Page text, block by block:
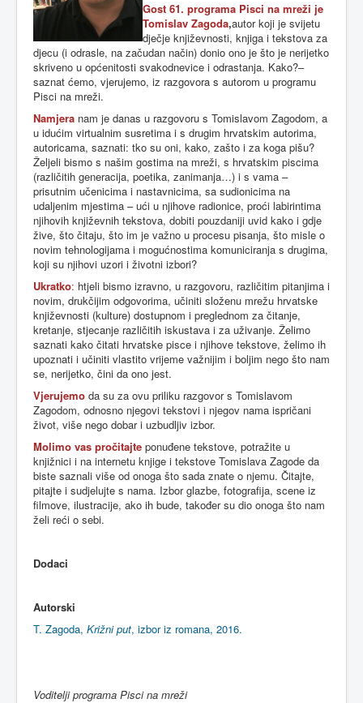
Gost 61. programa Pisci na mreži je
Tomislav Zagoda,autor koji je svijetu
dječje književnosti, knjiga i tekstova za
djecu (i odrasle, na začudan način) donio ono je što je nerijetko
skriveno u općenitosti svakodnevice i odrastanja. Kako?–
saznat ćemo, vjerujemo, iz razgovora s autorom u programu
Pisci na mreži.
Namjera nam je danas u razgovoru s Tomislavom Zagodom, a
u idućim virtualnim susretima i s drugim hrvatskim autorima,
autoricama, saznati: tko su oni, kako, zašto i za koga pišu?
Željeli bismo s našim gostima na mreži, s hrvatskim piscima
(različitih generacija, poetika, zanimanja…) i s vama –
prisutnim učenicima i nastavnicima, sa sudionicima na
udaljenim mjestima – ući u njihove radionice, proći labirintima
njihovih književnih tekstova, dobiti pouzdaniji uvid kako i gdje
žive, što čitaju, što im je važno u procesu pisanja, što misle o
novim tehnologijama i mogućnostima komuniciranja s drugima,
koji su njihovi uzori i životni izbori?
Ukratko: htjeli bismo izravno, u razgovoru, različitim pitanjima i
novim, drukčijim odgovorima, učiniti složenu mrežu hrvatske
književnosti (kulture) dostupnom i preglednom za čitanje,
kretanje, stjecanje različitih iskustava i za uživanje. Želimo
saznati kako čitati hrvatske pisce i njihove tekstove, želimo ih
upoznati i učiniti vlastito vrijeme važnijim i boljim nego što nam
se, nerijetko, čini da ono jest.
Vjerujemo da su za ovu priliku razgovor s Tomislavom
Zagodom, odnosno njegovi tekstovi i njegov nama ispričani
život, više nego dobar i uzbudljiv izbor.
Molimo vas pročitajte ponuđene tekstove, potražite u
knjižnici i na internetu knjige i tekstove Tomislava Zagode da
biste saznali više od onoga što sada znate o njemu. Čitajte,
pitajte i sudjelujte s nama. Izbor glazbe, fotografija, scene iz
filmove, ilustracije, ako ih bude, također su dio onoga što nam
želi reći o sebi.
Dodaci
Autorski
T. Zagoda, Križni put, izbor iz romana, 2016.
Voditelji programa Pisci na mreži